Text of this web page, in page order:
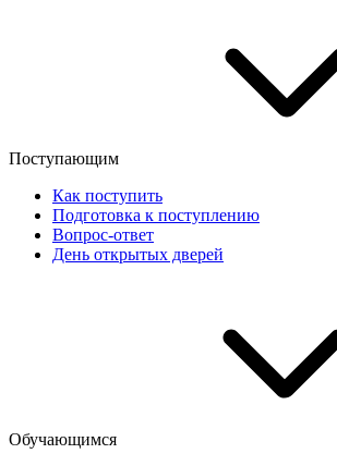
Поступающим
Как поступить
Подготовка к поступлению
Вопрос-ответ
День открытых дверей
Обучающимся